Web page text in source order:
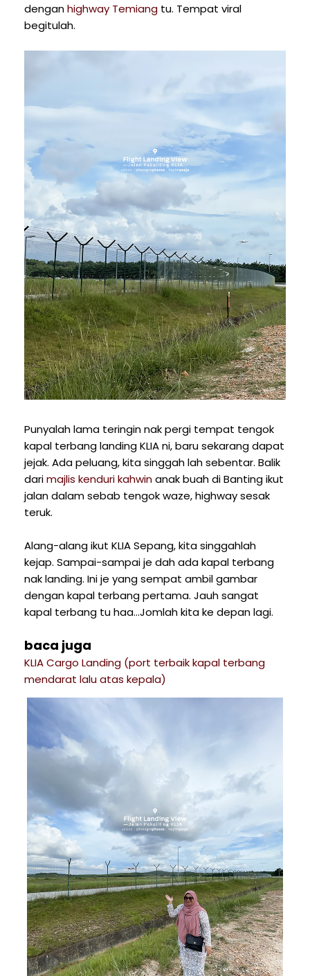
denganhighway Temiang tu. Tempat viral
begitulah.
Punyalah lama teringin nak pergi tempat tengok
kapal terbang landing KLIA ni, baru sekarang dapat
jejak. Ada peluang, kita singgah lah sebentar. Balik
darimajlis kenduri kahwinanak buah di Banting ikut
jalan dalam sebab tengok waze, highway sesak
teruk.
Alang-alang ikut KLIA Sepang, kita singgahlah
kejap. Sampai-sampai je dah ada kapal terbang
nak landing. Ini je yang sempat ambil gambar
dengan kapal terbang pertama. Jauh sangat
kapal terbang tu haa...Jomlah kita ke depan lagi.
baca juga
KLIA Cargo Landing (port terbaik kapal terbang
mendarat lalu atas kepala)